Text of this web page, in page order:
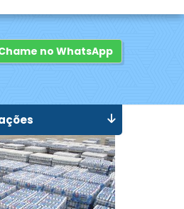
no WhatsApp